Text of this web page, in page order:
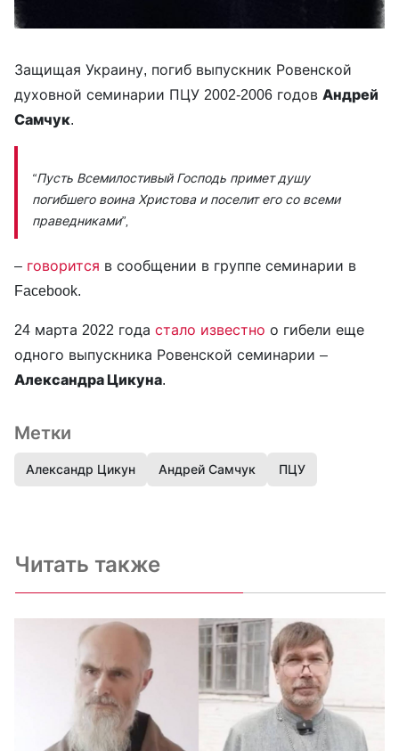
Защищая Украину, погиб выпускник Ровенской
духовной семинарии ПЦУ 2002-2006 годов Андрей
Самчук.
“Пусть Всемилостивый Господь примет душу
погибшего воина Христова и поселит его со всеми
праведниками”,
– говорится в сообщении в группе семинарии в
Facebook.
24 марта 2022 года стало известно о гибели еще
одного выпускника Ровенской семинарии –
Александра Цикуна.
Метки
Александр Цикун Андрей Самчук ПЦУ
Читать также